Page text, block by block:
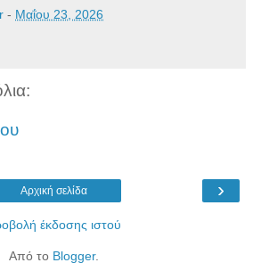
- Μαΐου 23, 2026
›
Αρχική σελίδα
έκδοσης ιστού
Από το Blogger.